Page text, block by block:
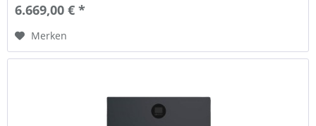
6.669,00 € *
Merken